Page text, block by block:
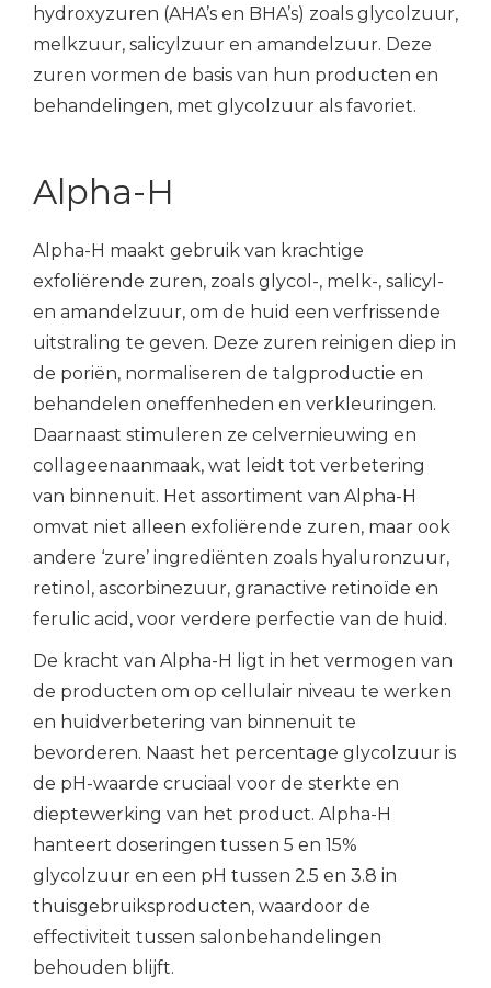
hydroxyzuren (AHA’s en BHA’s) zoals glycolzuur,
melkzuur, salicylzuur en amandelzuur. Deze
zuren vormen de basis van hun producten en
behandelingen, met glycolzuur als favoriet.
Alpha-H
Alpha-H maakt gebruik van krachtige
exfoliërende zuren, zoals glycol-, melk-, salicyl-
en amandelzuur, om de huid een verfrissende
uitstraling te geven. Deze zuren reinigen diep in
de poriën, normaliseren de talgproductie en
behandelen oneffenheden en verkleuringen.
Daarnaast stimuleren ze celvernieuwing en
collageenaanmaak, wat leidt tot verbetering
van binnenuit. Het assortiment van Alpha-H
omvat niet alleen exfoliërende zuren, maar ook
andere ‘zure’ ingrediënten zoals hyaluronzuur,
retinol, ascorbinezuur, granactive retinoïde en
ferulic acid, voor verdere perfectie van de huid.
De kracht van Alpha-H ligt in het vermogen van
de producten om op cellulair niveau te werken
en huidverbetering van binnenuit te
bevorderen. Naast het percentage glycolzuur is
de pH-waarde cruciaal voor de sterkte en
dieptewerking van het product. Alpha-H
hanteert doseringen tussen 5 en 15%
glycolzuur en een pH tussen 2.5 en 3.8 in
thuisgebruiksproducten, waardoor de
effectiviteit tussen salonbehandelingen
behouden blijft.